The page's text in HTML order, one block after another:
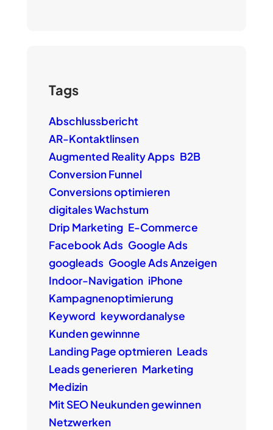
Tags
Abschlussbericht
AR-Kontaktlinsen
Augmented Reality Apps B2B
Conversion Funnel
Conversions optimieren
digitales Wachstum
Drip Marketing E-Commerce
Facebook Ads Google Ads
googleads Google Ads Anzeigen
Indoor-Navigation iPhone
Kampagnenoptimierung
Keyword keywordanalyse
Kunden gewinnne
Landing Page optmieren Leads
Leads generieren Marketing
Medizin
Mit SEO Neukunden gewinnen
Netzwerken